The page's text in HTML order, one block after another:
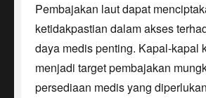
Pembajakan laut dapat
ketidakpastian dalam akses
daya medis penting. Kapal-kapal
menjadi target pembajakan
persediaan medis yang